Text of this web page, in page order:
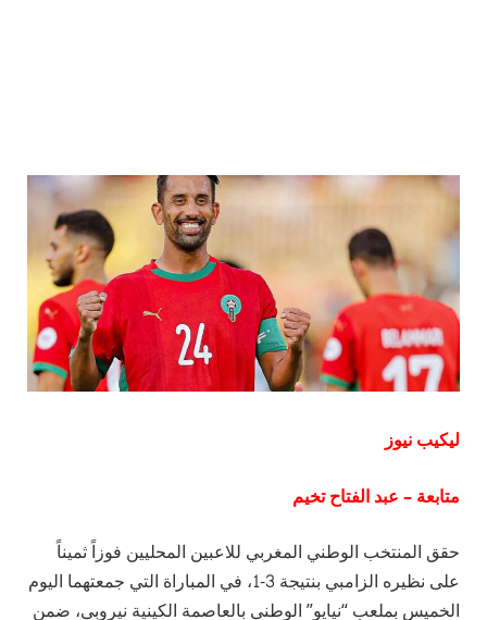
ليكيب نيوز
متابعة – عبد الفتاح تخيم
حقق المنتخب الوطني المغربي للاعبين المحليين فوزاً ثميناً
على نظيره الزامبي بنتيجة 3-1، في المباراة التي جمعتهما اليوم
الخميس بملعب “نيايو” الوطني بالعاصمة الكينية نيروبي، ضمن